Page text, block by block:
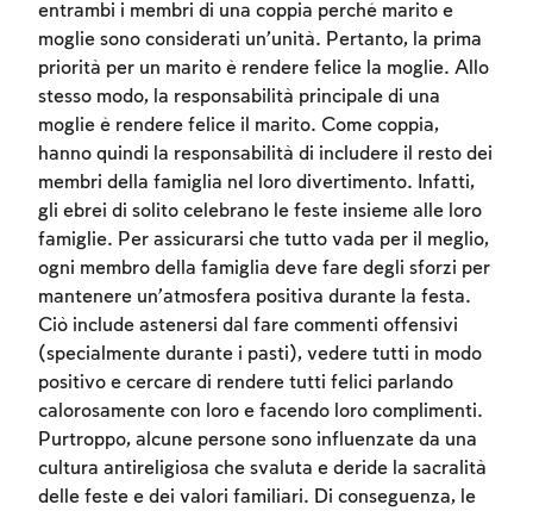
entrambi i membri di una coppia perché marito e
moglie sono considerati un’unità. Pertanto, la prima
priorità per un marito è rendere felice la moglie. Allo
stesso modo, la responsabilità principale di una
moglie è rendere felice il marito. Come coppia,
hanno quindi la responsabilità di includere il resto dei
membri della famiglia nel loro divertimento. Infatti,
gli ebrei di solito celebrano le feste insieme alle loro
famiglie. Per assicurarsi che tutto vada per il meglio,
ogni membro della famiglia deve fare degli sforzi per
mantenere un’atmosfera positiva durante la festa.
Ciò include astenersi dal fare commenti offensivi
(specialmente durante i pasti), vedere tutti in modo
positivo e cercare di rendere tutti felici parlando
calorosamente con loro e facendo loro complimenti.
Purtroppo, alcune persone sono influenzate da una
cultura antireligiosa che svaluta e deride la sacralità
delle feste e dei valori familiari. Di conseguenza, le
Account required
To mark concepts as learned, you'll need
to create an account or log in.